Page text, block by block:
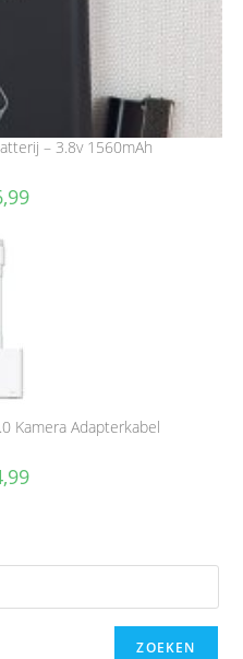
– 3.8v 1560mAh
Kamera Adapterkabel
ZOEKEN